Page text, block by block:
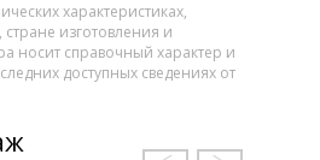
характеристиках,
стране изготовления и
носит справочный характер и
доступных сведениях от